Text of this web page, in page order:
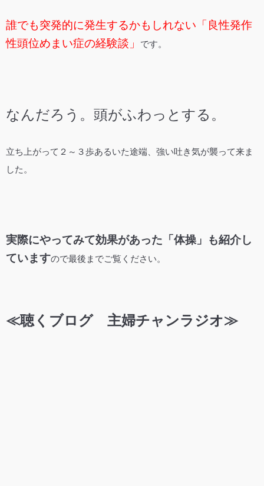
誰でも突発的に発生するかもしれない「良性発作
性頭位めまい症の経験談」
です。
なんだろう。頭がふわっとする。
立ち上がって２～３歩あるいた途端、強い吐き気が襲って来ま
した。
実際にやってみて効果があった「体操」も紹介し
ていますので最後までご覧ください。
≪聴くブログ 主婦チャンラジオ≫